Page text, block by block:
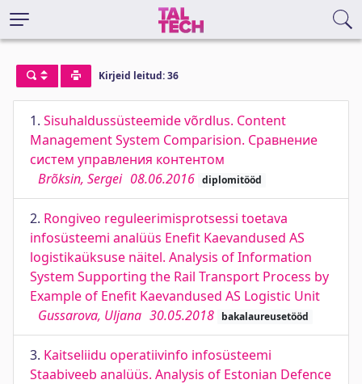
Kirjeid leitud: 36
1. Sisuhaldussüsteemide võrdlus. Content
Management System Comparision. Сравнение
систем управления контентом
Brõksin, Sergei 08.06.2016 diplomitööd
2. Rongiveo reguleerimisprotsessi toetava
infosüsteemi analüüs Enefit Kaevandused AS
logistikaüksuse näitel. Analysis of Information
System Supporting the Rail Transport Process by
Example of Enefit Kaevandused AS Logistic Unit
Gussarova, Uljana 30.05.2018 bakalaureusetööd
3. Kaitseliidu operatiivinfo infosüsteemi
Staabiveeb analüüs. Analysis of Estonian Defence